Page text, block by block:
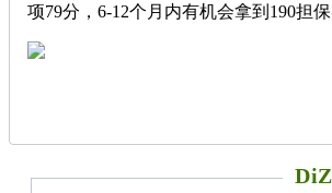
项79分，6-12个月内有机会拿到190担